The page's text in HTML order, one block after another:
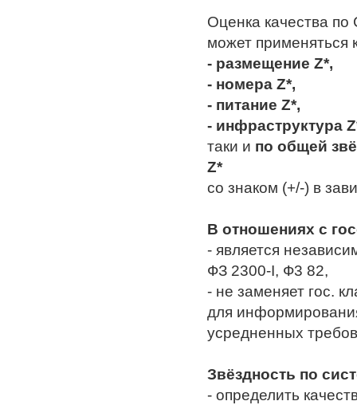
Оценка качества
может применяться
- размещение Z*,
- номера Z*,
- питание Z*,
- инфраструктура
таки и по общей
Z*
со знаком (+/-) в
В отношениях с
- является
ФЗ 2300-I, Ф3 82,
- не заменяет гос.
для
усредненных
Звёздность по
- определить